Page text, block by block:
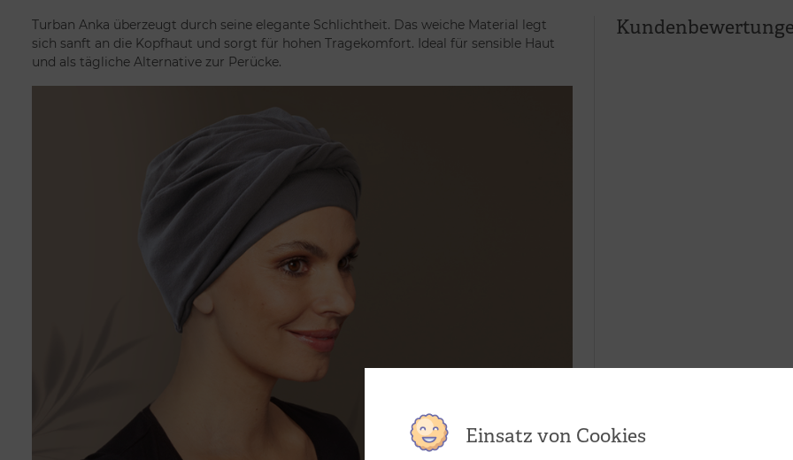
Turban Anka überzeugt durch seine elegante Schlichtheit. Das weiche Material legt
sich sanft an die Kopfhaut und sorgt für hohen Tragekomfort. Ideal für sensible Haut
und als tägliche Alternative zur Perücke.
Einsatz von Cookies